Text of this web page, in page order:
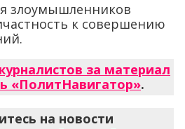
злоумышленников
к совершению
за материал
«ПолитНавигатор».
на новости